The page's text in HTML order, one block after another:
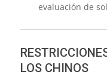
evaluación de
LOS CHINOS